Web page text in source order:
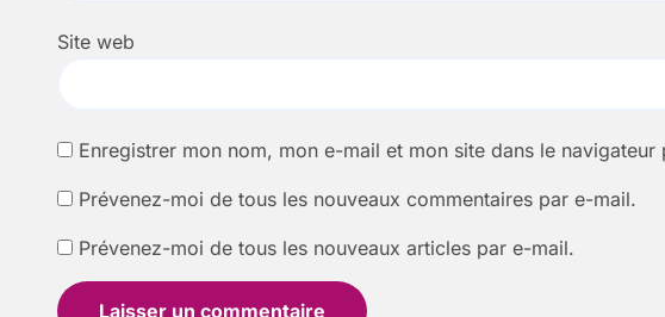
Site web
Enregistrer mon nom, mon e-mail et mon site dans le
Prévenez-moi de tous les nouveaux commentaires par e-mail.
Prévenez-moi de tous les nouveaux articles par e-mail.